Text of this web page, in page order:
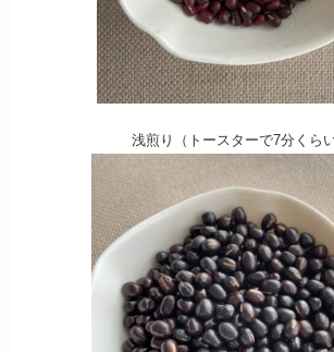
浅煎り（トースターで7分くら